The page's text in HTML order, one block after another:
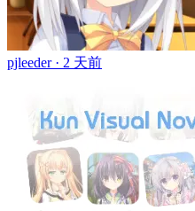
pjleeder · 2 天前